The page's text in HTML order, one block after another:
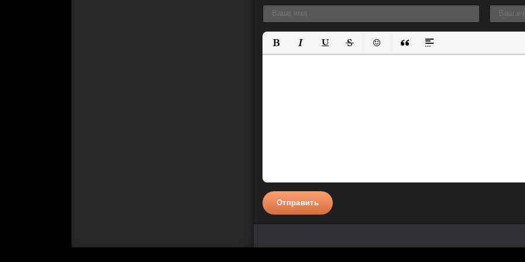
Полужирный
КурсивПодчеркнутый
ЗачеркнутыйВставить смайлик
Вставка цитаты
Вставка спойлера
Отправить